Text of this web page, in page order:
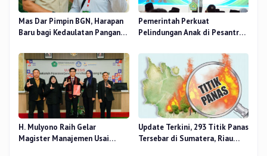
Mas Dar Pimpin BGN, Harapan
Baru bagi Kedaulatan Pangan
Pemerintah Perkuat
Pelindungan Anak di Pesantren
RANA
H. Mulyono Raih Gelar
Magister Manajemen Usai
Update Terkini, 293 Titik Panas
Tersebar di Sumatera, Riau